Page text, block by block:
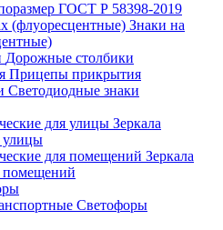
ГОСТ Р 58398-2019
Знаки на
Дорожные столбики
Прицепы прикрытия
Светодиодные знаки
Зеркала
улицы
Зеркала
помещений
Светофоры